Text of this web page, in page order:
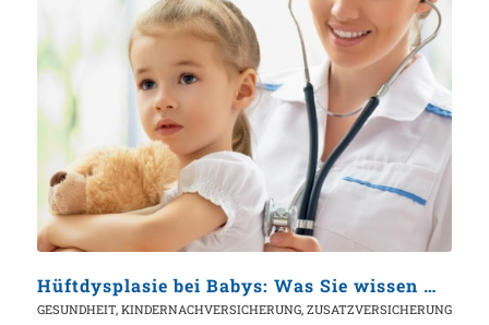
Hüftdysplasie bei Babys: Was Sie wissen müssen
GESUNDHEIT, KINDERNACHVERSICHERUNG, ZUSATZVERSICHERUNG